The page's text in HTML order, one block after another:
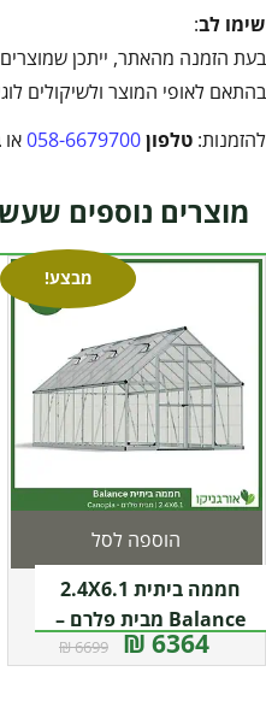
שימו לב:
בעת הזמנה מהאתר, ייתכן
בהתאם לאופי המוצר ולשיקולים
להזמנות: טלפון058-6679700או
מוצרים נוספים
מבצע!
חממה ביתית 2.4X6.1
Balance מבית פלרם –
Canopia
6364 ₪
6699 ₪
הוספה לסל